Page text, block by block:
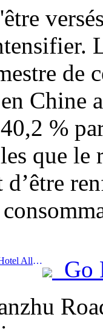
de
%
que le
Prev:Le chiffre d'affaires de Global Hotel Alliance augmentera de 15 % au premier trimestre 2025
Go